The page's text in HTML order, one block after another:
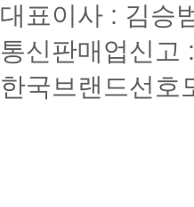
대표이사 : 김승
통신판매업신고
한국브랜드선호